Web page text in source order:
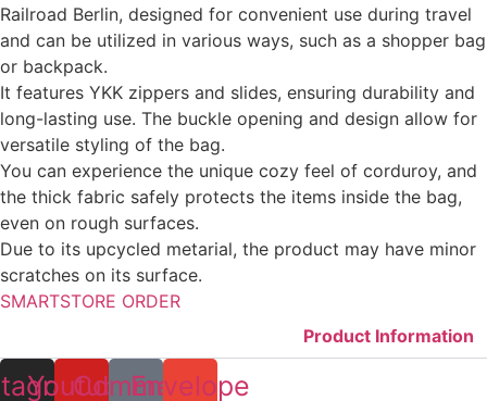
Railroad Berlin, designed for convenient use during travel
and can be utilized in various ways, such as a shopper bag
or backpack.
It features YKK zippers and slides, ensuring durability and
long-lasting use. The buckle opening and design allow for
versatile styling of the bag.
You can experience the unique cozy feel of corduroy, and
the thick fabric safely protects the items inside the bag,
even on rough surfaces.
Due to its upcycled metarial, the product may have minor
scratches on its surface.
SMARTSTORE ORDER
Product Information
Youtube
Comment
Envelope